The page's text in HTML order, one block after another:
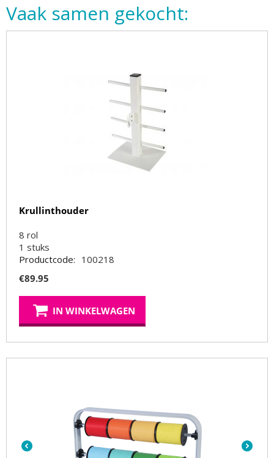
Vaak samen gekocht:
Krullinthouder
8 rol
1 stuks
Productcode: 100218
€89.95
IN WINKELWAGEN